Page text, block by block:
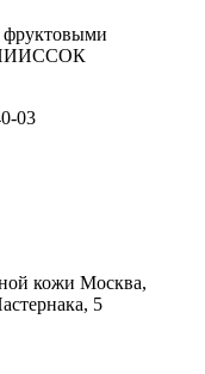
03
кожи Москва,
5